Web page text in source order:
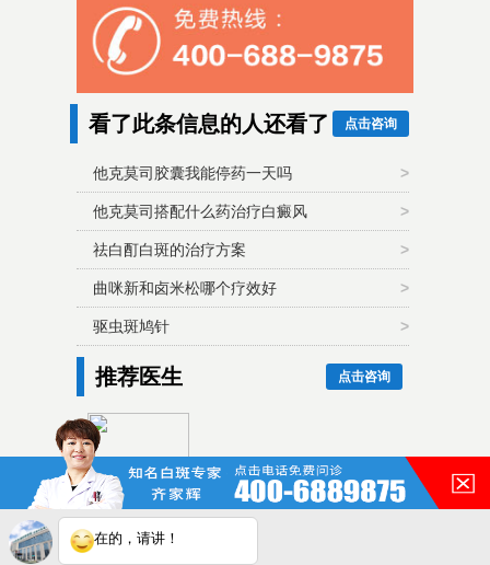
点击咨询
看了此条信息的人还看了
他克莫司胶囊我能停药一天吗 >
他克莫司搭配什么药治疗白癜风 >
祛白酊白斑的治疗方案 >
曲咪新和卤米松哪个疗效好 >
驱虫斑鸠针 >
点击咨询
推荐医生
齐家辉毕业至今一直从事与白
癜风相关的诊疗工作，对多数
在的，请讲！